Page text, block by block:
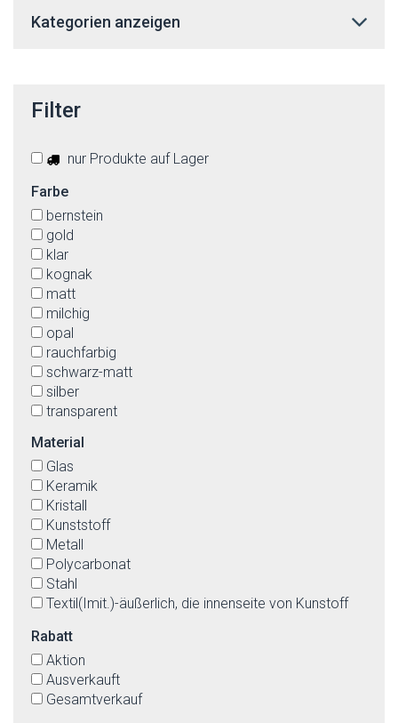
Kategorien anzeigen
Filter
nur Produkte auf Lager
Farbe
bernstein
gold
klar
kognak
matt
milchig
opal
rauchfarbig
schwarz-matt
silber
transparent
weiß-matt
Material
Glas
Keramik
Kristall
Kunststoff
Metall
Polycarbonat
Stahl
Textil(Imit.)-äußerlich, die innenseite von Kunstoff
Rabatt
Aktion
Ausverkauft
Gesamtverkauf